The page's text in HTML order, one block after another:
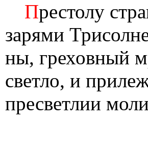
Престолу
зарями
ны, греховный
светло, и
пресветлии